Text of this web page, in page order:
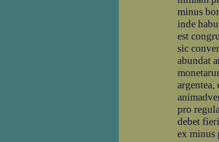
minus
inde
est
sic
abundat
pro
debet
ex minus